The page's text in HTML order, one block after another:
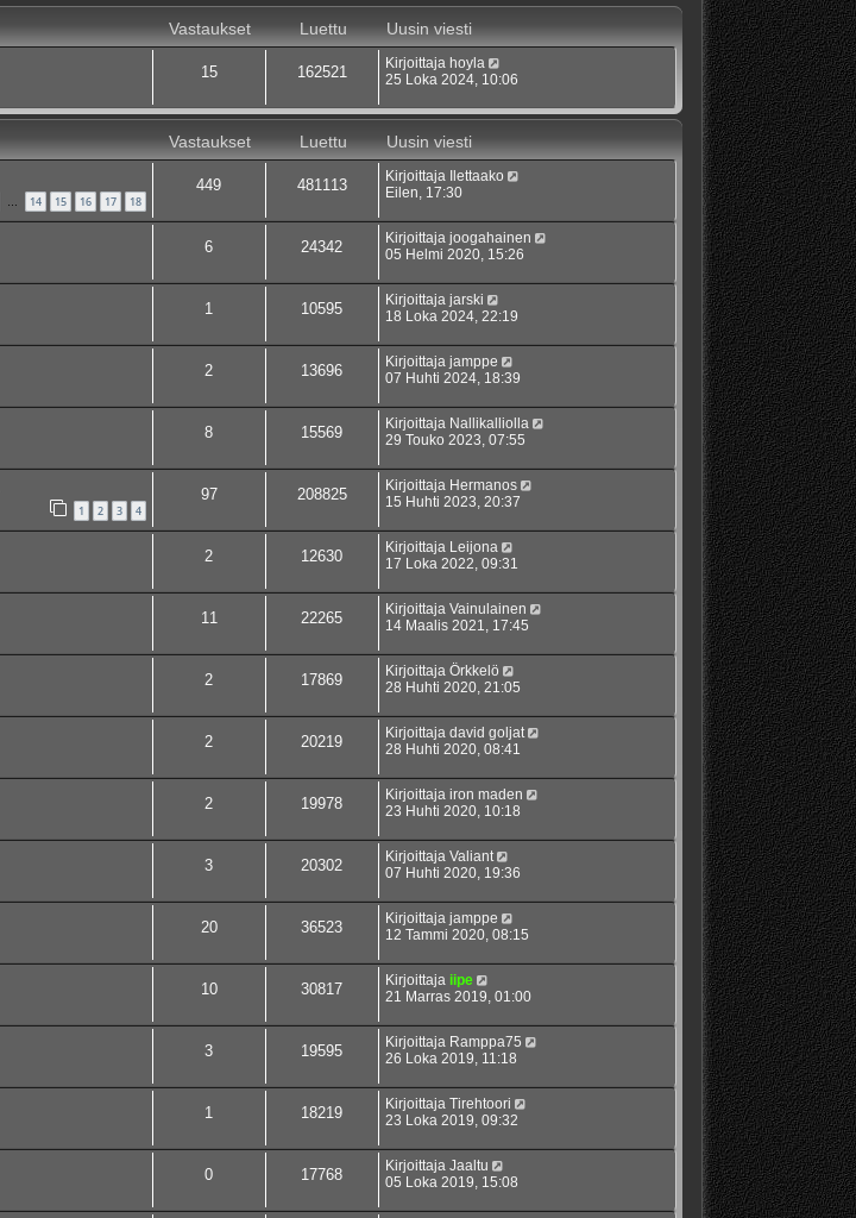
Vastaukset Luettu
Uusin viesti
15 162521 Kirjoittaja hoyla
25 Loka 2024, 10:06
Vastaukset Luettu
Uusin viesti
… 14 15 16 17 18
449 481113 Kirjoittaja
Ilettaako
Eilen, 17:30
6 24342 Kirjoittaja joogahainen
05 Helmi 2020, 15:26
1 10595 Kirjoittaja jarski
18 Loka 2024, 22:19
2 13696 Kirjoittaja jamppe
07 Huhti 2024, 18:39
8 15569 Kirjoittaja Nallikalliolla
29 Touko 2023, 07:55
1 2 3 4
97 208825 Kirjoittaja Hermanos
15 Huhti 2023, 20:37
2 12630 Kirjoittaja Leijona
17 Loka 2022, 09:31
11 22265 Kirjoittaja Vainulainen
14 Maalis 2021, 17:45
2 17869 Kirjoittaja Örkkelö
28 Huhti 2020, 21:05
2 20219 Kirjoittaja david goljat
28 Huhti 2020, 08:41
2 19978 Kirjoittaja iron maden
23 Huhti 2020, 10:18
3 20302 Kirjoittaja Valiant
07 Huhti 2020, 19:36
20 36523 Kirjoittaja jamppe
12 Tammi 2020, 08:15
10 30817 Kirjoittaja iipe
21 Marras 2019, 01:00
3 19595 Kirjoittaja Ramppa75
26 Loka 2019, 11:18
1 18219 Kirjoittaja Tirehtoori
23 Loka 2019, 09:32
0 17768 Kirjoittaja Jaaltu
05 Loka 2019, 15:08